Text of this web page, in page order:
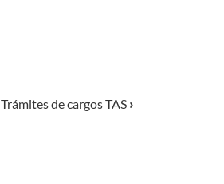
Trámites de cargos TAS ›